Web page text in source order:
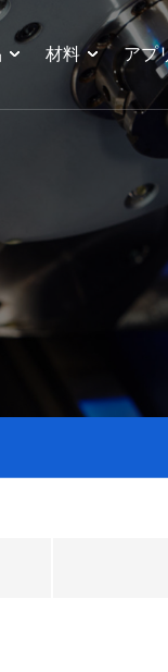
材料 アプ